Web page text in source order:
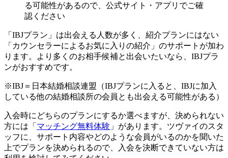
る可能性があるので、公式サイト・アプリでご確
認ください
「IBJプラン」は出会える人数が多く、紹介プランにはない
「カウンセラーによるお気に入りの紹介」のサポートが加わ
ります。より多くのお相手候補と出会いたいなら、IBJプラ
ンがおすすめです。
※IBJ＝日本結婚相談連盟（IBJプランに入ると、IBJに加入
している他の結婚相談所の会員とも出会える可能性がある）
入会時にどちらのプランにするか選べますが、決められない
方には「 マッチング無料体験 」があります。ツヴァイのスタ
ッフに、サポート内容やどのような会員がいるのかを聞いた
上でプランを決められるので、入会を決断できていない方は